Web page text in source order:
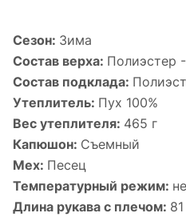
Сезон: Зима
Состав верха: Полиэстер
Состав подклада:
Утеплитель: Пух 100%
Вес утеплителя: 465 г
Капюшон: Съемный
Мех: Песец
Температурный режим:
Длина рукава с плечом: